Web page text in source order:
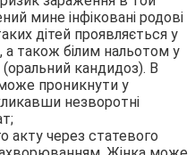
мине інфіковані родові
дітей проявляється у
а також білим нальотом у
(оральний кандидоз). В
проникнути у
незворотні
акту через статевого